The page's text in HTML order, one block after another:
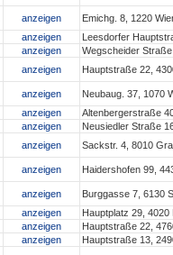
anzeigen Emichg. 8, 1220
anzeigen Leesdorfer
anzeigen Wegscheider
anzeigen Hauptstraße 22,
anzeigen Neubaug. 37, 1070
anzeigen Altenbergerstraße
anzeigen Neusiedler Straße
anzeigen Sackstr. 4, 8010
anzeigen Haidershofen 99,
anzeigen Burggasse 7, 6130
anzeigen Hauptplatz 29, 4020
anzeigen Hauptstraße 22,
anzeigen Hauptstraße 13,